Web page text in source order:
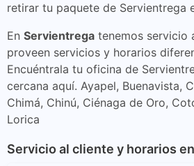
retirar tu paquete de Servientrega
En Servientrega tenemos servicio
proveen servicios y horarios
Encuéntrala tu oficina de
cercana aquí. Ayapel, Buenavista,
Chimá, Chinú, Ciénaga de Oro,
Lorica
Servicio al cliente y horarios